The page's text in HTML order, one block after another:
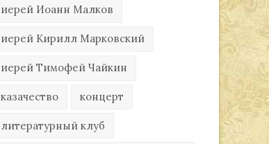
иерей Иоанн Малков
иерей Кирилл Марковский
иерей Тимофей Чайкин
казачество концерт
литературный клуб